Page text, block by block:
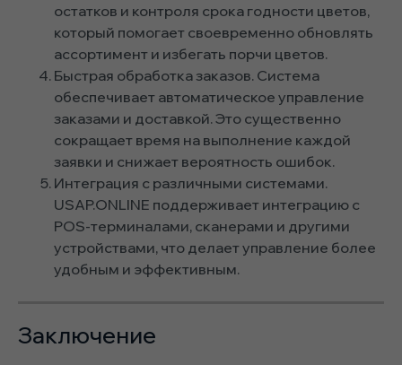
остатков и контроля срока годности цветов,
который помогает своевременно обновлять
ассортимент и избегать порчи цветов.
Быстрая обработка заказов. Система
обеспечивает автоматическое управление
заказами и доставкой. Это существенно
сокращает время на выполнение каждой
заявки и снижает вероятность ошибок.
Интеграция с различными системами.
USAP.ONLINE поддерживает интеграцию с
POS-терминалами, сканерами и другими
устройствами, что делает управление более
удобным и эффективным.
Заключение